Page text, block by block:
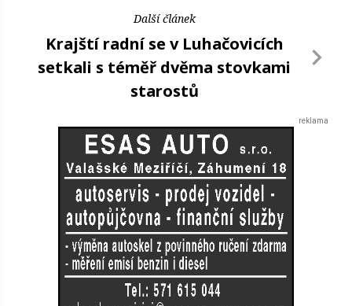
Další článek
Krajští radní se v Luhačovicích
setkali s téměř dvěma stovkami
starostů